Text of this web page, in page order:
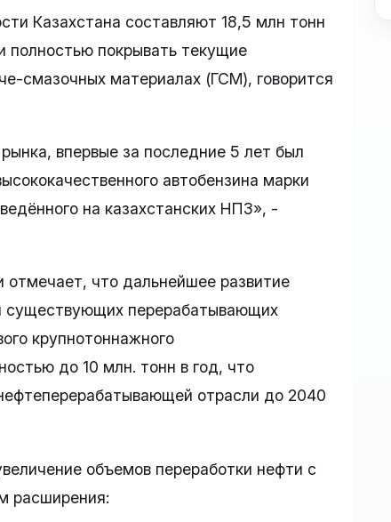
Казахстана составляют 18,5 млн тонн
полностью покрывать текущие
смазочных материалах (ГСМ), говорится
впервые за последние 5 лет был
автобензина марки
на казахстанских НПЗ», -
отмечает, что дальнейшее развитие
существующих перерабатывающих
крупнотоннажного
до 10 млн. тонн в год, что
отрасли до 2040
объемов переработки нефти с
расширения: